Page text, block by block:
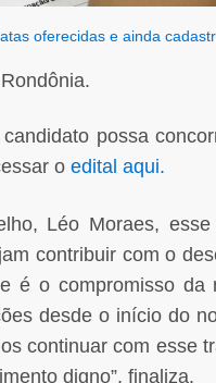
oferecidas e ainda
possa
o edital aqui.
Léo Moraes,
contribuir com o
é o compromisso
desde o início do
continuar com esse
digno”, finaliza.